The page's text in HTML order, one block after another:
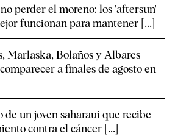
perder el moreno: los 'aftersun'
funcionan para mantener [...]
Marlaska, Bolaños y Albares
a finales de agosto en
de un joven saharaui que recibe
contra el cáncer [...]